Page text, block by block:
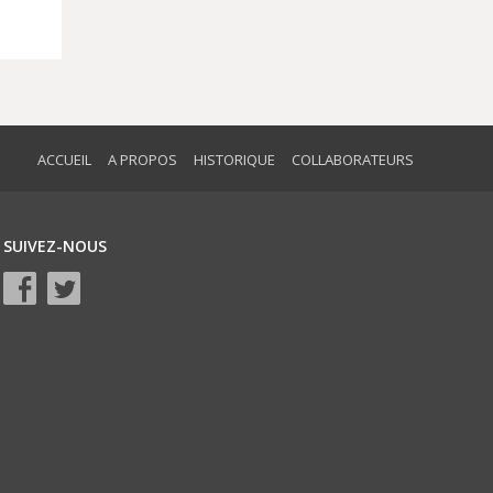
ACCUEIL A PROPOS HISTORIQUE COLLABORATEURS
SUIVEZ-NOUS